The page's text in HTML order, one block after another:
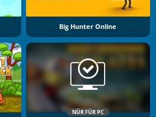
Big Hunter Online
NÜR FÜR PC